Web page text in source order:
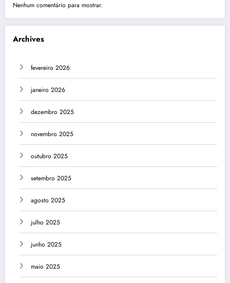
Nenhum comentário para mostrar.
Archives
fevereiro 2026
janeiro 2026
dezembro 2025
novembro 2025
outubro 2025
setembro 2025
agosto 2025
julho 2025
junho 2025
maio 2025